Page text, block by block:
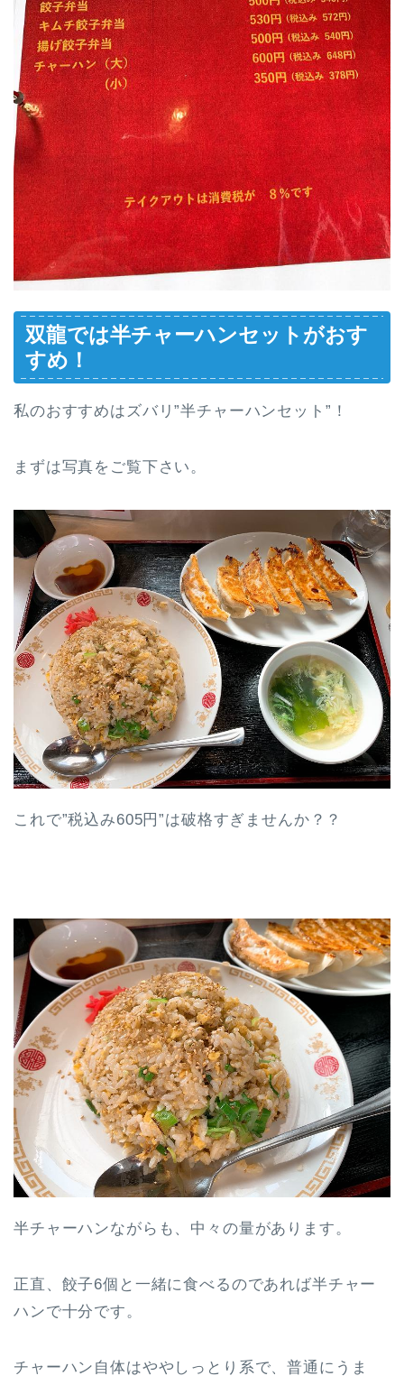
双龍では半チャーハンセットがおす
すめ！
私のおすすめはズバリ”半チャーハンセット”！
まずは写真をご覧下さい。
これで”税込み605円”は破格すぎませんか？？
半チャーハンながらも、中々の量があります。
正直、餃子6個と一緒に食べるのであれば半チャー
ハンで十分です。
チャーハン自体はややしっとり系で、普通にうま